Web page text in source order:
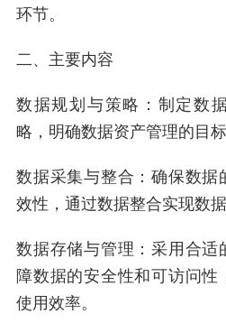
环节。
二、主要内容
数据规划与策略：制定数
略，明确数据资产管理的目标
数据采集与整合：确保数据
效性，通过数据整合实现数
数据存储与管理：采用合适
障数据的安全性和可访问性
使用效率。